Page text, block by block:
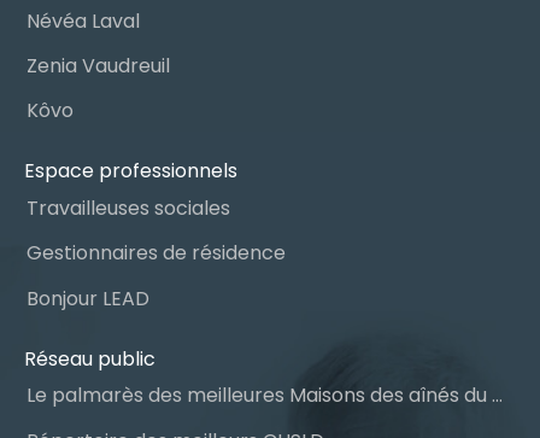
Névéa Laval
Zenia Vaudreuil
Kôvo
Espace professionnels
Travailleuses sociales
Gestionnaires de résidence
Bonjour LEAD
Réseau public
Le palmarès des meilleures Maisons des aînés du Québec